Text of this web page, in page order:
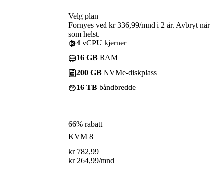
Velg plan
Fornyes ved kr 336,99/mnd i 2 år. Avbryt når
som helst.
4 vCPU-kjerner
16 GB RAM
200 GB NVMe-diskplass
16 TB båndbredde
66% rabatt
KVM 8
kr 782,99
kr 264,99/mnd